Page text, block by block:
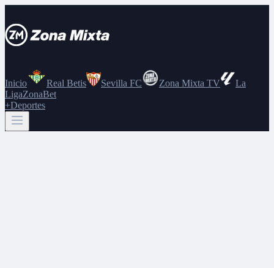
Inicio Real Betis Sevilla FC Zona Mixta TV
La
LigaZonaBet
+Deportes